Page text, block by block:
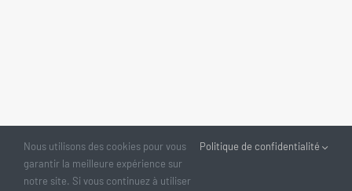
Nous utilisons des cookies pour vous
garantir la meilleure expérience sur
notre site. Si vous continuez à utiliser
Politique de confidentialité